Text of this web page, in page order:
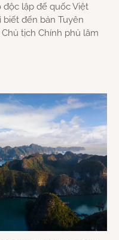
độc lập đế quốc Việt
biết đến bản Tuyên
tịch Chính phủ lâm